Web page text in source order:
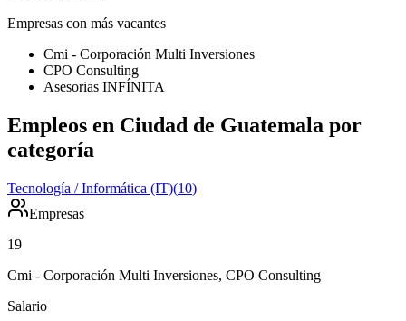
Empresas con más vacantes
Cmi - Corporación Multi Inversiones
CPO Consulting
Asesorias INFÍNITA
Empleos en Ciudad de Guatemala por
categoría
Tecnología / Informática (IT)(10)
Empresas
19
Cmi - Corporación Multi Inversiones, CPO Consulting
Salario